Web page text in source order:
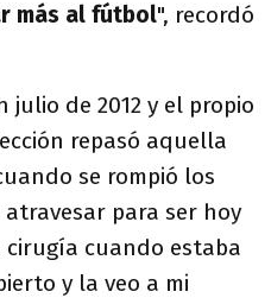
más al fútbol", recordó
de 2012 y el propio
repasó aquella
se rompió los
para ser hoy
cirugía cuando estaba
y la veo a mi